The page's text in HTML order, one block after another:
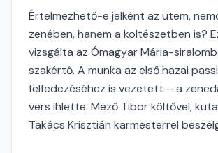
Értelmezhető-e jelként az ütem,
zenében, hanem a költészetben is?
vizsgálta az Ómagyar Mária-
szakértő. A munka az első hazai
felfedezéséhez is vezetett – a
vers ihlette. Mező Tibor költővel,
Takács Krisztián karmesterrel